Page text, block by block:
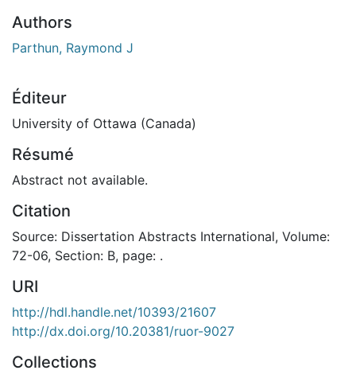
Authors
Parthun, Raymond J
Éditeur
University of Ottawa (Canada)
Résumé
Abstract not available.
Citation
Source: Dissertation Abstracts International, Volume:
72-06, Section: B, page: .
URI
http://hdl.handle.net/10393/21607
http://dx.doi.org/10.20381/ruor-9027
Collections